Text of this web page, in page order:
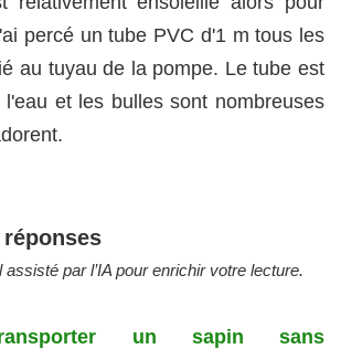
percé un tube PVC d'1 m tous les
au tuyau de la pompe. Le tube est
et les bulles sont nombreuses
par l’IA pour enrichir votre lecture.
un sapin sans